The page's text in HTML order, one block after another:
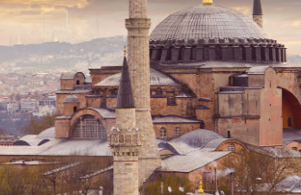
Personen
Mitglied werden
Links &
Satzung
Unsere Spender/